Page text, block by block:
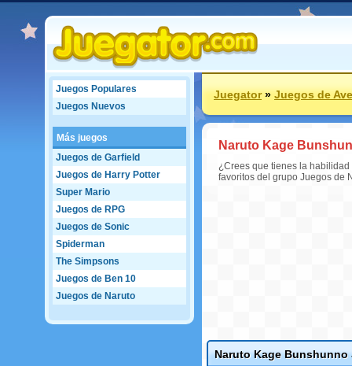
Juegos Populares
Juegos Nuevos
Más juegos
Juegos de Garfield
Juegos de Harry Potter
Super Mario
Juegos de RPG
Juegos de Sonic
Spiderman
The Simpsons
Juegos de Ben 10
Juegos de Naruto
Juegator»Juegos de
Naruto Kage
¿Crees que tienes la
favoritos del grupo Juegos de
Naruto Kage Bunshunno